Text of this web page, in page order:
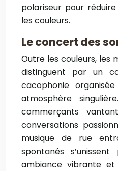
polariseur pour
les couleurs.
Le concert des
Outre les couleurs, les
distinguent par un
cacophonie
atmosphère
commerçants
conversations
musique de rue
spontanés
ambiance vibrante et